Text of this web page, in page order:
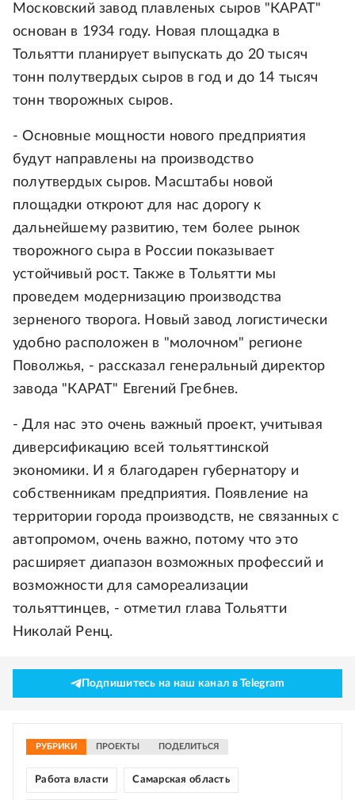
Московский завод плавленых сыров "КАРАТ"
основан в 1934 году. Новая площадка в
Тольятти планирует выпускать до 20 тысяч
тонн полутвердых сыров в год и до 14 тысяч
тонн творожных сыров.
- Основные мощности нового предприятия
будут направлены на производство
полутвердых сыров. Масштабы новой
площадки откроют для нас дорогу к
дальнейшему развитию, тем более рынок
творожного сыра в России показывает
устойчивый рост. Также в Тольятти мы
проведем модернизацию производства
зерненого творога. Новый завод логистически
удобно расположен в "молочном" регионе
Поволжья, - рассказал генеральный директор
завода "КАРАТ" Евгений Гребнев.
- Для нас это очень важный проект, учитывая
диверсификацию всей тольяттинской
экономики. И я благодарен губернатору и
собственникам предприятия. Появление на
территории города производств, не связанных с
автопромом, очень важно, потому что это
расширяет диапазон возможных профессий и
возможности для самореализации
тольяттинцев, - отметил глава Тольятти
Николай Ренц.
Подпишитесь на наш канал в Telegram
РУБРИКИ ПРОЕКТЫ ПОДЕЛИТЬСЯ
Работа власти Самарская область